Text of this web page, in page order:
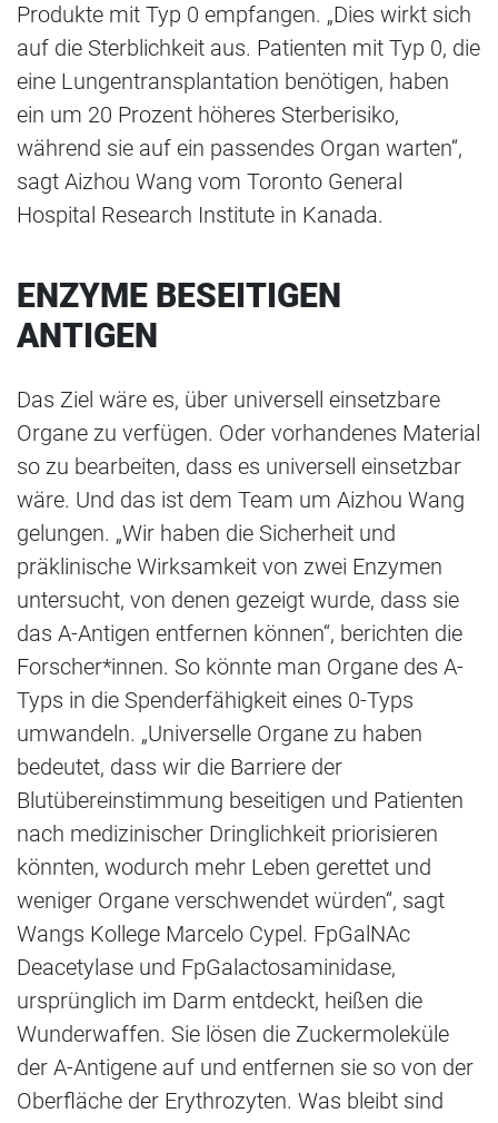
Produkte mit Typ 0 empfangen. „Dies wirkt sich
auf die Sterblichkeit aus. Patienten mit Typ 0, die
eine Lungentransplantation benötigen, haben
ein um 20 Prozent höheres Sterberisiko,
während sie auf ein passendes Organ warten“,
sagt Aizhou Wang vom Toronto General
Hospital Research Institute in Kanada.
ENZYME BESEITIGEN
ANTIGEN
Das Ziel wäre es, über universell einsetzbare
Organe zu verfügen. Oder vorhandenes Material
so zu bearbeiten, dass es universell einsetzbar
wäre. Und das ist dem Team um Aizhou Wang
gelungen. „Wir haben die Sicherheit und
präklinische Wirksamkeit von zwei Enzymen
untersucht, von denen gezeigt wurde, dass sie
das A-Antigen entfernen können“, berichten die
Forscher*innen. So könnte man Organe des A-
Typs in die Spenderfähigkeit eines 0-Typs
umwandeln. „Universelle Organe zu haben
bedeutet, dass wir die Barriere der
Blutübereinstimmung beseitigen und Patienten
nach medizinischer Dringlichkeit priorisieren
könnten, wodurch mehr Leben gerettet und
weniger Organe verschwendet würden“, sagt
Wangs Kollege Marcelo Cypel. FpGalNAc
Deacetylase und FpGalactosaminidase,
ursprünglich im Darm entdeckt, heißen die
Wunderwaffen. Sie lösen die Zuckermoleküle
der A-Antigene auf und entfernen sie so von der
Oberfläche der Erythrozyten. Was bleibt sind